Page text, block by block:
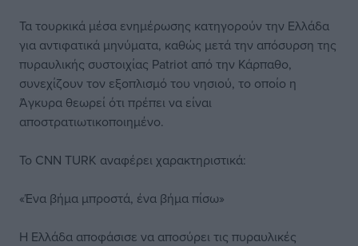
Τα τουρκικά μέσα ενημέρωσης κατηγορούν την Ελλάδα
για αντιφατικά μηνύματα, καθώς μετά την απόσυρση της
πυραυλικής συστοιχίας Patriot από την Κάρπαθο,
συνεχίζουν τον εξοπλισμό του νησιού, το οποίο η
Άγκυρα θεωρεί ότι πρέπει να είναι
αποστρατιωτικοποιημένο.
Το CNN TURK αναφέρει χαρακτηριστικά:
«Ένα βήμα μπροστά, ένα βήμα πίσω»
Η Ελλάδα αποφάσισε να αποσύρει τις πυραυλικές